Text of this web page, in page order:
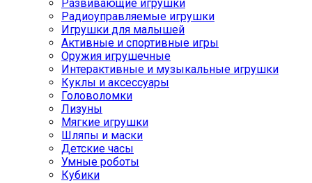
Развивающие игрушки
Радиоуправляемые игрушки
Игрушки для малышей
Активные и спортивные игры
Оружия игрушечные
Интерактивные и музыкальные игрушки
Куклы и аксессуары
Головоломки
Лизуны
Мягкие игрушки
Шляпы и маски
Детские часы
Умные роботы
Кубики